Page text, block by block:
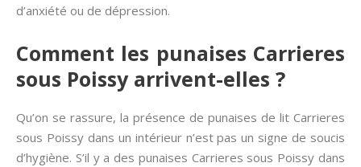
d’anxiété ou de dépression.
Comment les punaises Carrieres
sous Poissy arrivent-elles ?
Qu’on se rassure, la présence de punaises de lit Carrieres
sous Poissy dans un intérieur n’est pas un signe de soucis
d’hygiène. S’il y a des punaises Carrieres sous Poissy dans